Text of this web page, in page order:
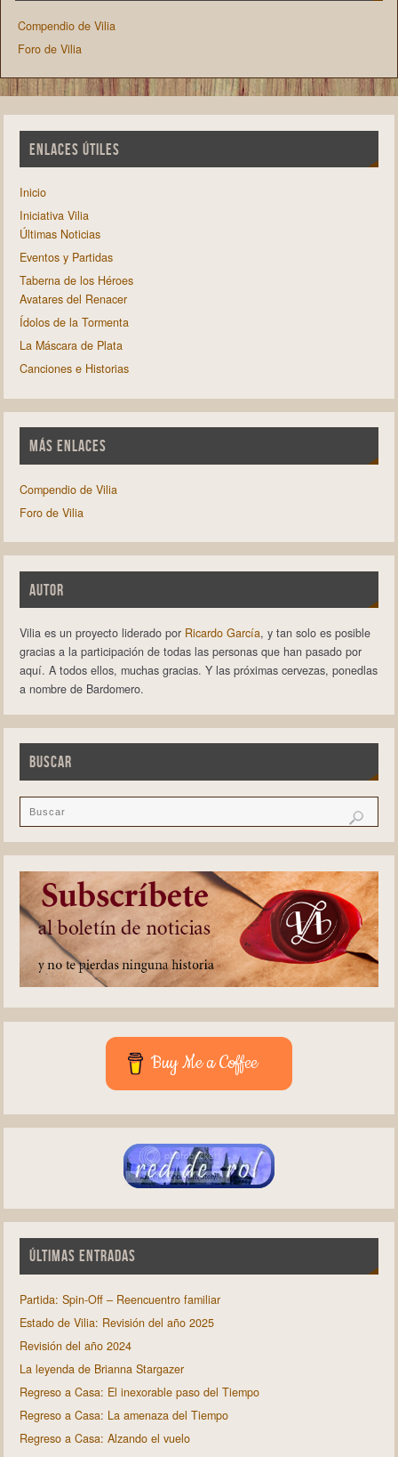
Compendio de Vilia
Foro de Vilia
ENLACES ÚTILES
Inicio
Iniciativa Vilia
Últimas Noticias
Eventos y Partidas
Taberna de los Héroes
Avatares del Renacer
Ídolos de la Tormenta
La Máscara de Plata
Canciones e Historias
MÁS ENLACES
Compendio de Vilia
Foro de Vilia
AUTOR
Vilia es un proyecto liderado por Ricardo García, y tan solo es posible
gracias a la participación de todas las personas que han pasado por
aquí. A todos ellos, muchas gracias. Y las próximas cervezas, ponedlas
a nombre de Bardomero.
BUSCAR
Buy Me a Coffee
ÚLTIMAS ENTRADAS
Partida: Spin-Off – Reencuentro familiar
Estado de Vilia: Revisión del año 2025
Revisión del año 2024
La leyenda de Brianna Stargazer
Regreso a Casa: El inexorable paso del Tiempo
Regreso a Casa: La amenaza del Tiempo
Regreso a Casa: Alzando el vuelo